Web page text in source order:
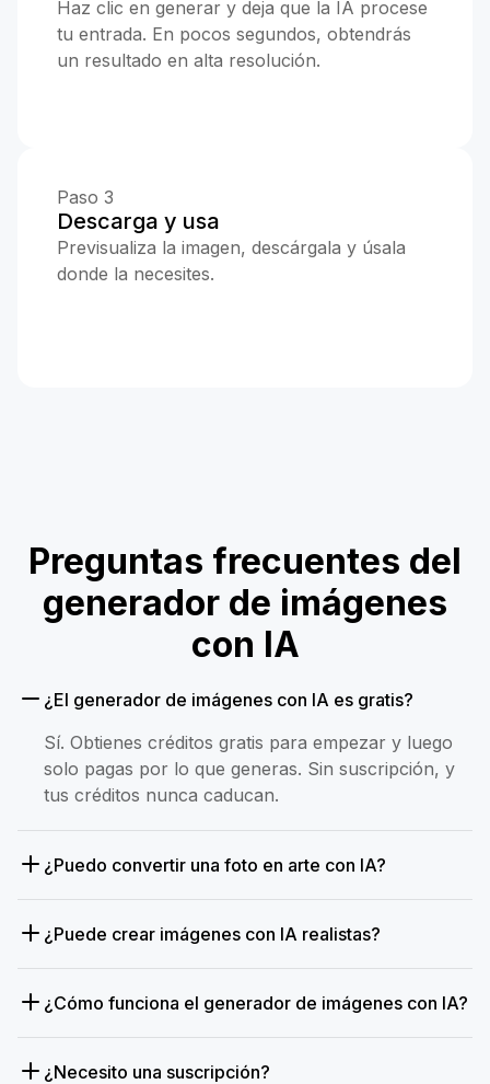
Haz clic en generar y deja que la IA procese
tu entrada. En pocos segundos, obtendrás
un resultado en alta resolución.
Paso 3
Descarga y usa
Previsualiza la imagen, descárgala y úsala
donde la necesites.
Preguntas frecuentes del
generador de imágenes
con IA
¿El generador de imágenes con IA es gratis?
Sí. Obtienes créditos gratis para empezar y luego
solo pagas por lo que generas. Sin suscripción, y
tus créditos nunca caducan.
¿Puedo convertir una foto en arte con IA?
¿Puede crear imágenes con IA realistas?
¿Cómo funciona el generador de imágenes con IA?
¿Necesito una suscripción?